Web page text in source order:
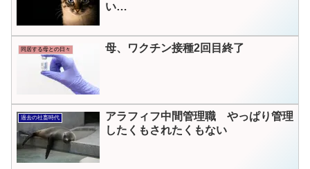
い…
同居する母との日々 母、ワクチン接種2回目終了
過去の社畜時代
アラフィフ中間管理職 やっぱり管理
したくもされたくもない